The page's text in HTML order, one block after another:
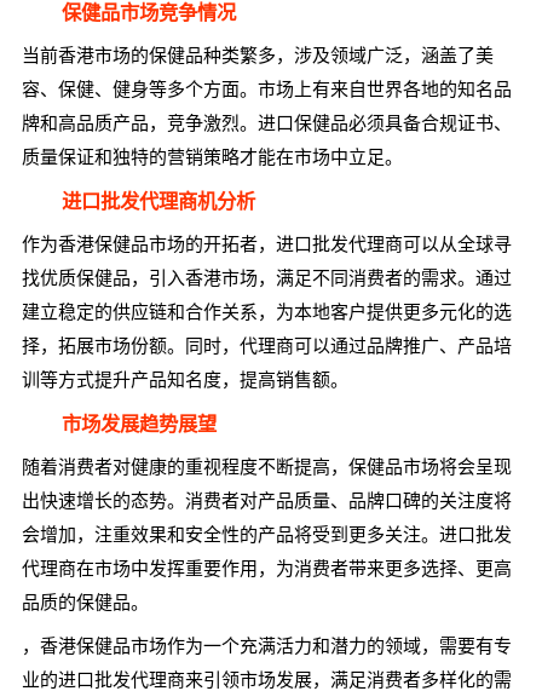
保健品市场竞争情况
当前香港市场的保健品种类繁多，涉及领域广泛，涵盖了美
容、保健、健身等多个方面。市场上有来自世界各地的知名品
牌和高品质产品，竞争激烈。进口保健品必须具备合规证书、
质量保证和独特的营销策略才能在市场中立足。
进口批发代理商机分析
作为香港保健品市场的开拓者，进口批发代理商可以从全球寻
找优质保健品，引入香港市场，满足不同消费者的需求。通过
建立稳定的供应链和合作关系，为本地客户提供更多元化的选
择，拓展市场份额。同时，代理商可以通过品牌推广、产品培
训等方式提升产品知名度，提高销售额。
市场发展趋势展望
随着消费者对健康的重视程度不断提高，保健品市场将会呈现
出快速增长的态势。消费者对产品质量、品牌口碑的关注度将
会增加，注重效果和安全性的产品将受到更多关注。进口批发
代理商在市场中发挥重要作用，为消费者带来更多选择、更高
品质的保健品。
，香港保健品市场作为一个充满活力和潜力的领域，需要有专
业的进口批发代理商来引领市场发展，满足消费者多样化的需